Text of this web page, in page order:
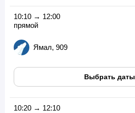
10:10 → 12:00
прямой
Ямал, 909
Выбрать даты
10:20 → 12:10